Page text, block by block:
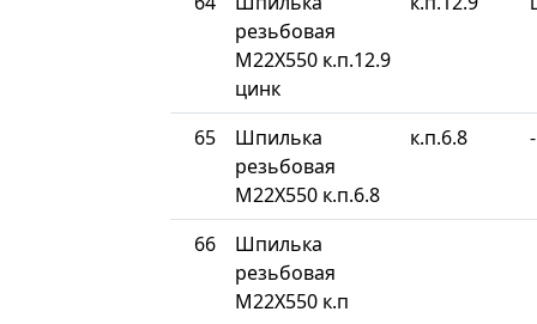
резьбовая
М22Х550 к.п.12.9
цинк
65
Шпилька
резьбовая
М22Х550 к.п.6.8
к.п.6.8 -
66
Шпилька
резьбовая
М22Х550 к.п